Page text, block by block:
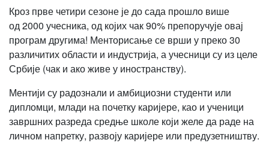
Кроз прве четири сезоне је до сада прошло више
од 2000 учесника, од којих чак 90% препоручује овај
програм другима! Менторисање се врши у преко 30
различитих области и индустрија, а учесници су из целе
Србије (чак и ако живе у иностранству).
Ментији су радознали и амбициозни студенти или
дипломци, млади на почетку каријере, као и ученици
завршних разреда средње школе који желе да раде на
личном напретку, развоју каријере или предузетништву.